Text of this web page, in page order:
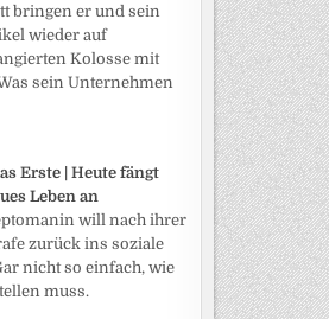
bringen er und sein
wieder auf
Kolosse mit
sein Unternehmen
Erste | Heute fängt
Leben an
will nach ihrer
zurück ins soziale
nicht so einfach, wie
muss.